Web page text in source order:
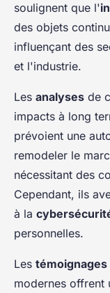
soulignent que l'
des objets
influençant des
et l'industrie.
Les analyses de
impacts à long
prévoient une
remodeler le
nécessitant des
Cependant, ils
à la
personnelles.
Les témoignages
modernes offrent